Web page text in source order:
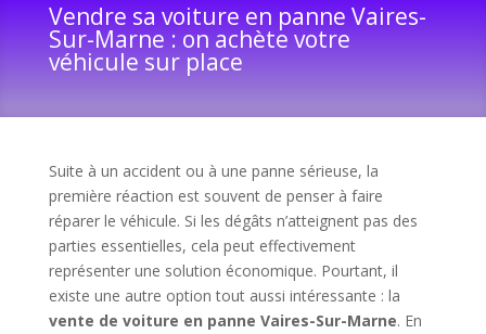
Vendre sa voiture en panne Vaires-
Sur-Marne : on achète votre
véhicule sur place
Suite à un accident ou à une panne sérieuse, la
première réaction est souvent de penser à faire
réparer le véhicule. Si les dégâts n’atteignent pas des
parties essentielles, cela peut effectivement
représenter une solution économique. Pourtant, il
existe une autre option tout aussi intéressante : la
vente de voiture en panne Vaires-Sur-Marne. En